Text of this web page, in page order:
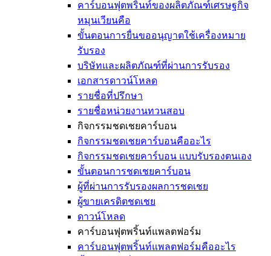
คาร์บอนฟุตพริ้นท์ของผลิตภัณฑ์เศรษฐกิจ
หมุนเวียนคือ
ขั้นตอนการยื่นขออนุญาตใช้เครื่องหมาย
รับรอง
บริษัทและผลิตภัณฑ์ที่ผ่านการรับรอง
เอกสารดาวน์โหลด
รายชื่อที่ปรึกษา
รายชื่อหน่วยงานทวนสอบ
กิจกรรมชดเชยคาร์บอน
กิจกรรมชดเชยคาร์บอนคืออะไร
กิจกรรมชดเชยคาร์บอน แบบรับรองตนเอง
ขั้นตอนการชดเชยคาร์บอน
ผู้ที่ผ่านการรับรองผลการชดเชย
ผู้ขายเครดิตชดเชย
ดาวน์โหลด
คาร์บอนฟุตพริ้นท์แพลตฟอร์ม
คาร์บอนฟุตพริ้นท์แพลตฟอร์มคืออะไร